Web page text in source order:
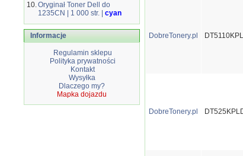
10.Oryginał Toner Dell do
1235CN | 1 000 str. | cyan
Informacje
Regulamin sklepu
Polityka prywatności
Kontakt
Wysyłka
Dlaczego my?
Mapka dojazdu
DobreTonery.pl
DobreTonery.pl